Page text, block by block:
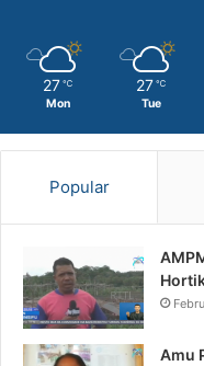
27 ℃
Mon
27 ℃
Tue
Popular
Amu